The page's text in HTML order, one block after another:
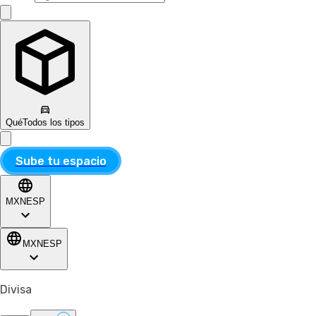
QuéTodos los tipos
Sube tu espacio
MXN ESP
MXN ESP
Divisa